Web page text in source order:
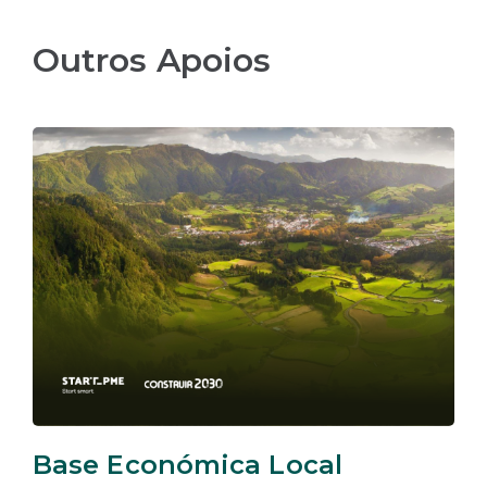
Outros Apoios
Base Económica Local